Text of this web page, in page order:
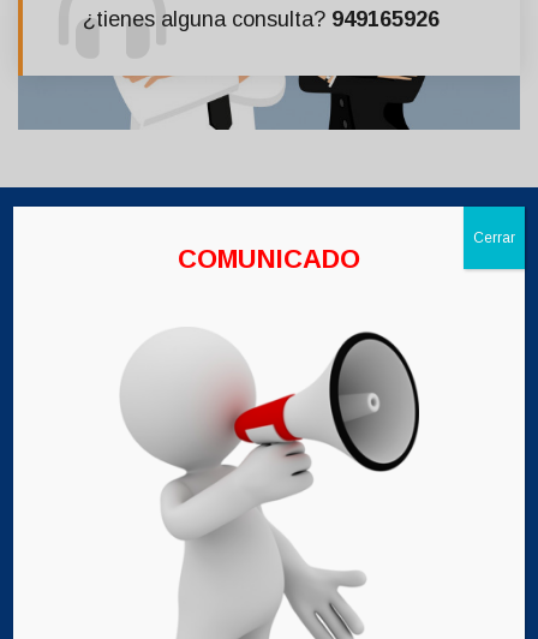
¿tienes alguna consulta? 949165926
Trabajamos para brindar
un excelente servicio.
Hechos que marcan la diferencia y nos posicionan como el
número 1
Económico
COMUNICADO
Cerrar